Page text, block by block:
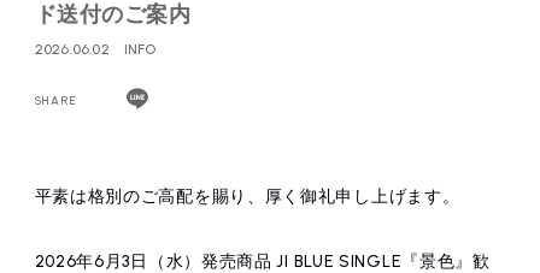
HOME
ARTIST NEWS RECRUIT
ド送付のご案内
2026.06.02 INFO
SHARE
平素は格別のご高配を賜り、厚く御礼申し上げます。
2026年6月3日（水）発売商品 JI BLUE SINGLE『景色』歓